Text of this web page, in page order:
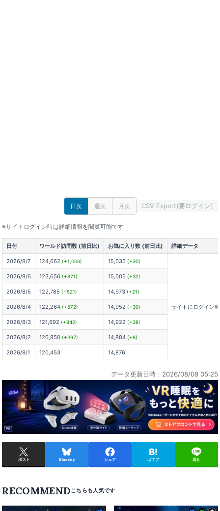
日次 週次 月次 CSV Export(要ログイン)
※サイトログイン時は詳細情報を閲覧可能です
日付 ワールド訪問数 (前日比) お気に入り数 (前日比) 詳細データ
2026/8/7 124,662 (+1,006) 15,035 (+30)
サイトにログイン
2026/8/6 123,656 (+871) 15,005 (+32)
2026/8/5 122,785 (+521) 14,973 (+21)
2026/8/4 122,264 (+572) 14,952 (+30)
2026/8/3 121,692 (+842) 14,922 (+38)
2026/8/2 120,850 (+397) 14,884 (+8)
2026/8/1 120,453 14,876
データ更新日時：2026/08/08 05:25
ポスト Bluesky シェア はてブ 送る
RECOMMEND